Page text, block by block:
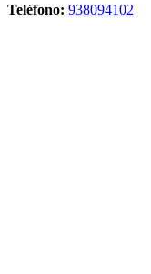
Teléfono: 938094102